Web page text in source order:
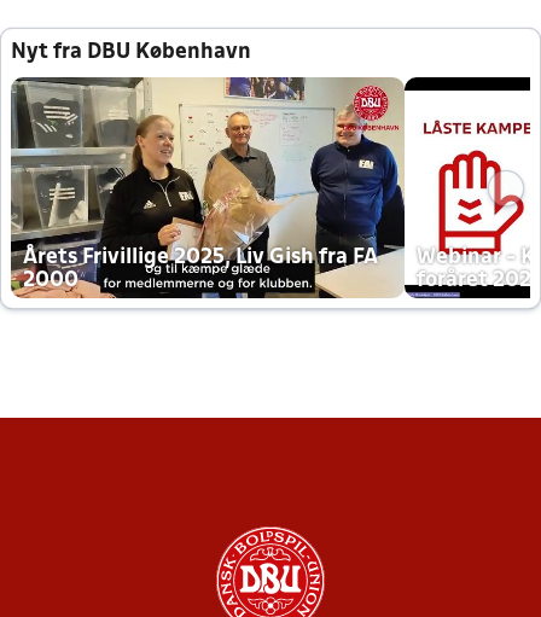
Nyt fra DBU København
Årets Frivillige 2025, Liv Gish fra FA
2000
Webinar -
foråret